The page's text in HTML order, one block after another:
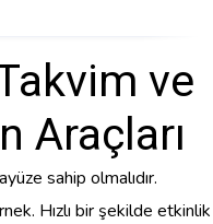
ve
Araçları
sahip olmalıdır.
Hızlı bir şekilde etkinlik